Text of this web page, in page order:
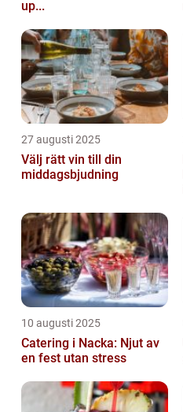
up...
27 augusti 2025
Välj rätt vin till din
middagsbjudning
10 augusti 2025
Catering i Nacka: Njut av
en fest utan stress